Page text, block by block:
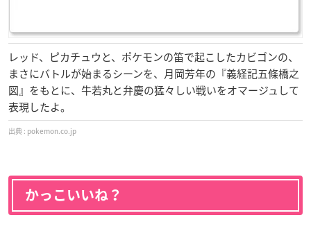
レッド、ピカチュウと、ポケモンの笛で起こしたカビゴンの、
まさにバトルが始まるシーンを、月岡芳年の『義経記五條橋之
図』をもとに、牛若丸と弁慶の猛々しい戦いをオマージュして
表現したよ。
pokemon.co.jp
かっこいいね？